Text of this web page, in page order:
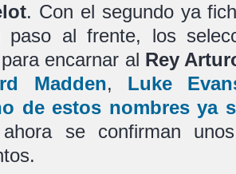
. Con el segundo ya
paso al frente, los
para encarnar al Rey
Madden, Luke
de estos nombres ya
se confirman